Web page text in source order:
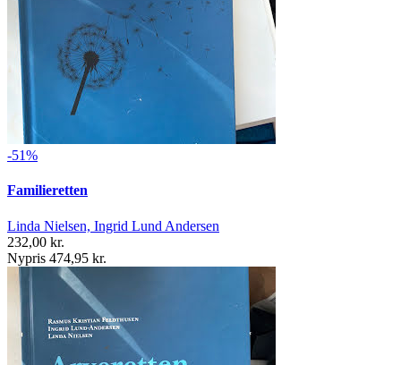
-51%
Familieretten
Linda Nielsen, Ingrid Lund Andersen
232,00 kr.
Nypris 474,95 kr.